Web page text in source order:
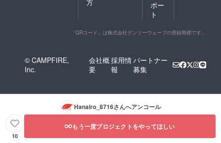
ポー
ト
「QRコード」は株式会社デンソーウェーブの登録商標です。
© CAMPFIRE,
Inc.
会社概
要
採用情
報
パートナー
募集
Hanairo_8716さんへアンコール
10
もう一度プロジェクトをやってほしい